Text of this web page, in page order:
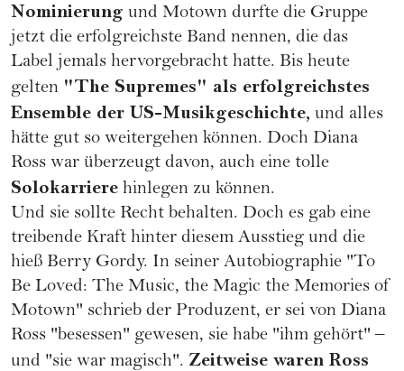
Nominierung und Motown durfte die Gruppe
jetzt die erfolgreichste Band nennen, die das
Label jemals hervorgebracht hatte. Bis heute
gelten "The Supremes" als erfolgreichstes
Ensemble der US-Musikgeschichte, und alles
hätte gut so weitergehen können. Doch Diana
Ross war überzeugt davon, auch eine tolle
Solokarriere hinlegen zu können.
Und sie sollte Recht behalten. Doch es gab eine
treibende Kraft hinter diesem Ausstieg und die
hieß Berry Gordy. In seiner Autobiographie "To
Be Loved: The Music, the Magic the Memories of
Motown" schrieb der Produzent, er sei von Diana
Ross "besessen" gewesen, sie habe "ihm gehört" –
und "sie war magisch". Zeitweise waren Ross